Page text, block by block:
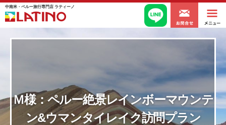
中南米・ペルー旅行専門店 ラティーノ
Ｍ様：ペルー絶景レインボーマウンテ
ン&ウマンタイレイク訪問プラン